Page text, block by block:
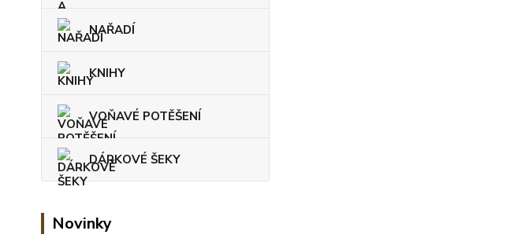
NAŘADÍ
KNIHY
VOŇAVÉ POTĚŠENÍ
DÁRKOVÉ ŠEKY
Novinky